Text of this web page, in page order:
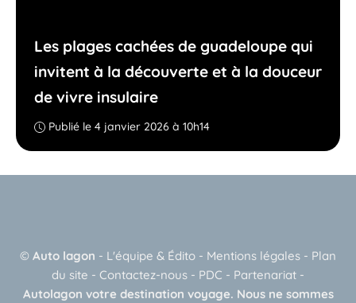
Les plages cachées de guadeloupe qui
invitent à la découverte et à la douceur
de vivre insulaire
Publié le 4 janvier 2026 à 10h14
© Auto lagon - L'équipe & Édito - Mentions légales - Plan
du site - Contactez-nous - PDC - Partenariat -
Autolagon votre destination voyage. Nous ne sommes